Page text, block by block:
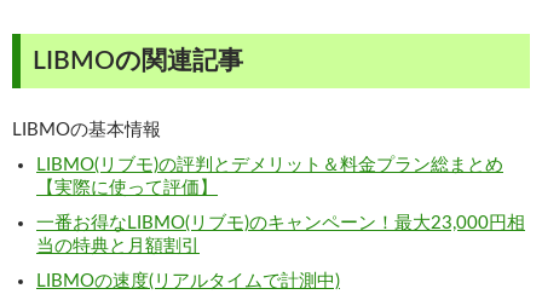
LIBMOの関連記事
LIBMOの基本情報
LIBMO(リブモ)の評判とデメリット＆料金プラン総まとめ
【実際に使って評価】
一番お得なLIBMO(リブモ)のキャンペーン！最大23,000円相
当の特典と月額割引
LIBMOの速度(リアルタイムで計測中)